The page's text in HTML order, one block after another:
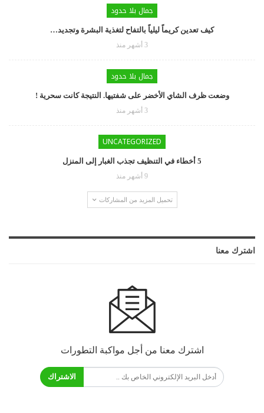
جمال بلا حدود
كيف تعدين كريماً ليلياً بالتفاح لتغذية البشرة وتجديد…
3 أشهر منذ
جمال بلا حدود
وضعت ظرف الشاي الأخضر على شفتيها. النتيجة كانت سحرية !
3 أشهر منذ
UNCATEGORIZED
5 أخطاء في التنظيف تجذب الغبار إلى المنزل
9 أشهر منذ
تحميل المزيد من المشاركات
اشترك معنا
اشترك معنا من أجل مواكبة التطورات
الاشتراك